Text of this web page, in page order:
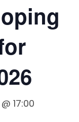
17:00